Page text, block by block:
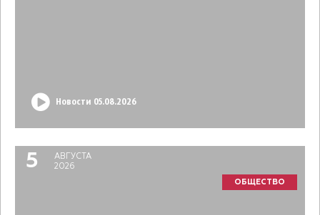
Новости 05.08.2026
5
АВГУСТА
2026
ОБЩЕСТВО